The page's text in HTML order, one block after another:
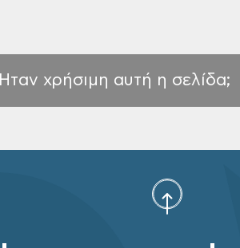
Ηταν χρήσιμη αυτή η σελίδα;